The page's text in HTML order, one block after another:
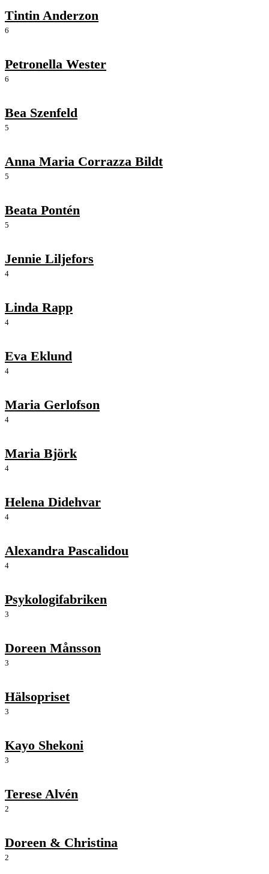
Tintin Anderzon
6
Petronella Wester
6
Bea Szenfeld
5
Anna Maria Corrazza Bildt
5
Beata Pontén
5
Jennie Liljefors
4
Linda Rapp
4
Eva Eklund
4
Maria Gerlofson
4
Maria Björk
4
Helena Didehvar
4
Alexandra Pascalidou
4
Psykologifabriken
3
Doreen Månsson
3
Hälsopriset
3
Kayo Shekoni
3
Terese Alvén
2
Doreen & Christina
2